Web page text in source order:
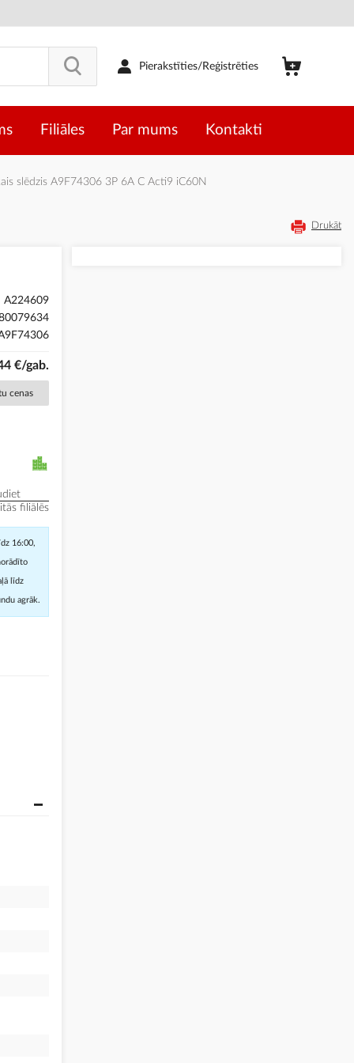
Pierakstīties/Reģistrēties
Filiāles Par mums Kontakti
slēdzis A9F74306 3P 6A C Acti9 iC60N
Drukāt
A224609
€/gab.
cenas
filiālēs
16:00,
līdz
agrāk.